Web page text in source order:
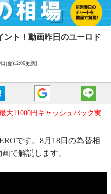
ト！ 動画昨日のユーロド
(金)12:06更新]
大11000円キャッシュバック実
です。8月18日の為替相
で解説します。